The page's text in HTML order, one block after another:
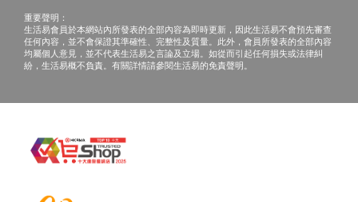
重要聲明：
生活易會員於本網站內所發表的全部內容為即時更新，因此生活易不會預先審查
任何內容，並不會保證其準確性、完整性及質量。此外，會員所發表的全部內容
均屬個人意見，並不代表生活易之言論及立場。如從而引起任何損失或法律糾
紛，生活易概不負責。有關詳情請參閱生活易的免責聲明。